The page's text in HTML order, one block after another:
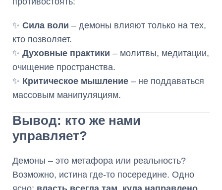
✨ Сила воли – демоны влияют только на тех,
кто позволяет.
✨ Духовные практики – молитвы, медитации,
очищение пространства.
✨ Критическое мышление – не поддаваться
массовым манипуляциям.
Вывод: кто же нами
управляет?
Демоны – это метафора или реальность?
Возможно, истина где-то посередине. Одно